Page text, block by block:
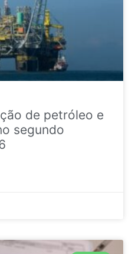
de petróleo e
segundo